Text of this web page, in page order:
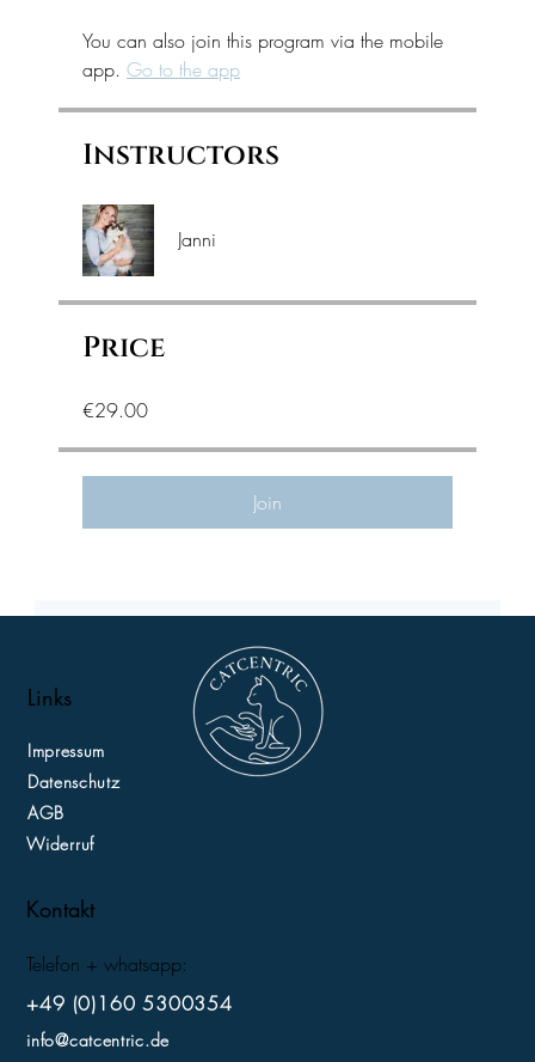
You can also join this program via the mobile
app. Go to the app
Instructors
Janni
Price
€29.00
Join
Links
Impressum
Datenschutz
AGB
Widerruf
Kontakt
Telefon + whatsapp:
+49 (0)160 5300354
info@catcentric.de